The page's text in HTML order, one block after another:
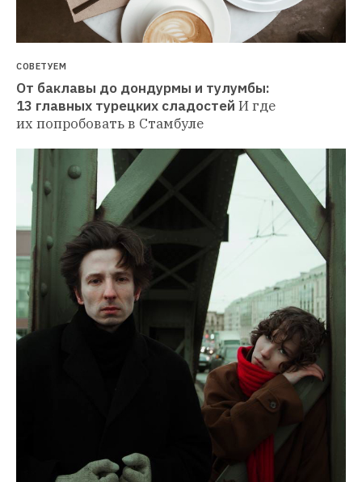
СОВЕТУЕМ
От баклавы до дондурмы и тулумбы:
13 главных турецких сладостей И где
их попробовать в Стамбуле